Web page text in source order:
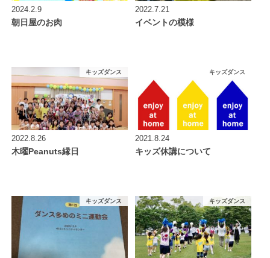
2024.2.9
朝日屋のお肉
2022.7.21
イベントの模様
キッズダンス
2022.8.26
木曜Peanuts縁日
キッズダンス
2021.8.24
キッズ休講について
キッズダンス キッズダンス